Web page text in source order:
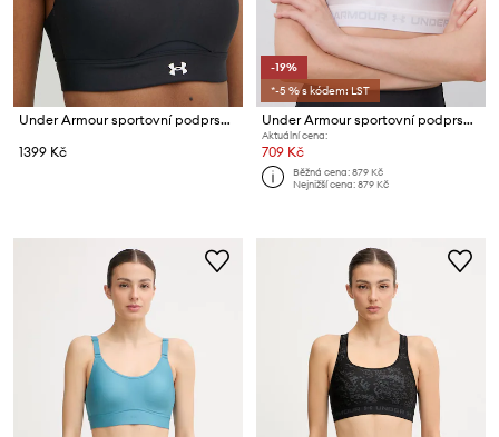
Under Armour sportovní podprsenka Infinity
1399 Kč
-19%
*-5 % s kódem: LST
Under Armour sportovní podprsenka UA Crossback
Aktuální cena:
709 Kč
Běžná cena:879 Kč
Nejnižší cena:879 Kč